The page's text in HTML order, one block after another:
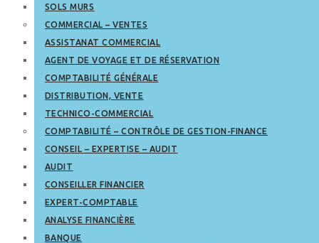
SOLS MURS
COMMERCIAL – VENTES
ASSISTANAT COMMERCIAL
AGENT DE VOYAGE ET DE RÉSERVATION
COMPTABILITÉ GÉNÉRALE
DISTRIBUTION, VENTE
TECHNICO-COMMERCIAL
COMPTABILITÉ – CONTRÔLE DE GESTION-FINANCE
CONSEIL – EXPERTISE – AUDIT
AUDIT
CONSEILLER FINANCIER
EXPERT-COMPTABLE
ANALYSE FINANCIÈRE
BANQUE